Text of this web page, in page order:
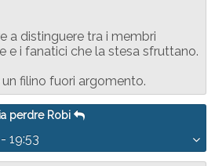
a distinguere tra i membri
e i fanatici che la stesa sfruttano.
filino fuori argomento.
perdre Robi
19:53